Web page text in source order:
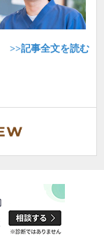
>>記事全文を読む